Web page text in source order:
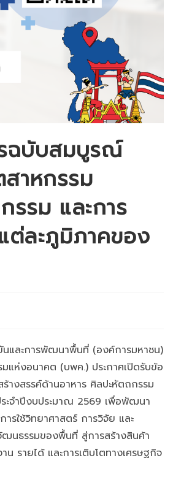
ฉบับสมบูรณ์
าหกรรม
รรม และการ
ต่ละภูมิภาคของ
นและการพัฒนาพื้นที่ (องค์การมหาชน)
แห่งอนาคต (บพค.) ประกาศเปิดรับข้อ
างสรรค์ด้านอาหาร ศิลปะหัตถกรรม
ระจำปีงบประมาณ 2569 เพื่อพัฒนา
รใช้วิทยาศาสตร์ การวิจัย และ
นธรรมของพื้นที่ สู่การสร้างสินค้า
รายได้ และการเติบโตทางเศรษฐกิจ